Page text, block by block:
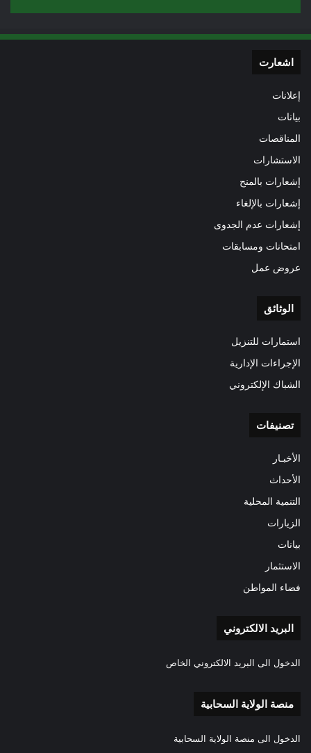
اشعارت
إعلانات
بيانات
المناقصات
الاستشارات
إشعارات بالمنح
إشعارات بالإلغاء
إشعارات عدم الجدوى
امتحانات ومسابقات
عروض عمل
الوثائق
استمارات للتنزيل
الإجراءات الإدارية
الشباك الإلكتروني
تصنيفات
الأخبـار
الأحداث
التنمية المحلية
الزيارات
بيانات
الاستثمار
فضاء المواطن
البريد الالكتروني
الدخول الى البريد الالكتروني الخاص
منصة الولاية السحابية
الدخول الى منصة الولاية السحابية